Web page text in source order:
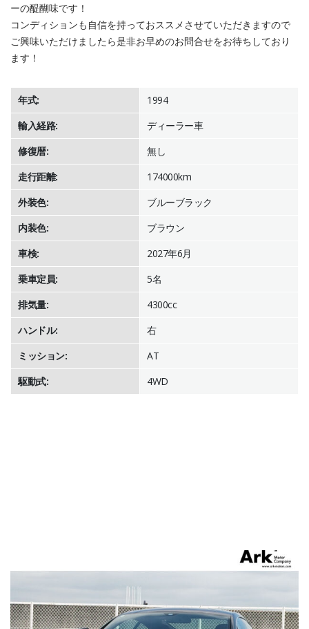
ーの醍醐味です！
コンディションも自信を持っておススメさせていただきますので
ご興味いただけましたら是非お早めのお問合せをお待ちしており
ます！
年式:
1994
輸入経路:
ディーラー車
修復暦:
無し
走行距離:
174000km
外装色:
ブルーブラック
内装色:
ブラウン
車検:
2027年6月
乗車定員:
5名
排気量:
4300cc
ハンドル:
右
ミッション:
AT
駆動式:
4WD